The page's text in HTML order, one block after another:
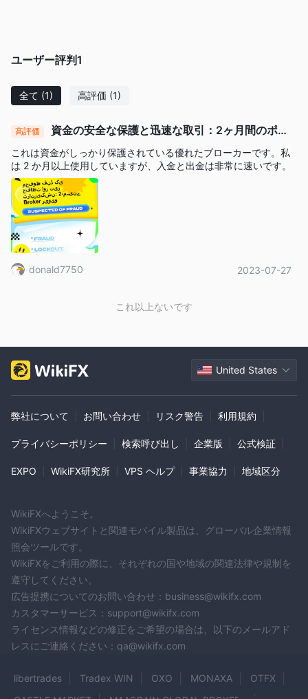
ETDSSC GLOBAL INTERNATIONAL LIMITEDは、
います。
まとめ
ETDSSC GLOBAL INTERNATIONAL LIMITEDは、さまざまな市
場で取引を提供する外国為替ブローカーとして位置づけられてい
ます。しかし、数多くの危険信号があり、外国為替取引にとって
リスキーな選択肢となっています。最も懸念される問題は、どの
金融機関からも規制を受けていないことです。さらに、ETDSSC
の公式ウェブサイトは現在機能していません。資金を保護し安全
な取引体験をするためには、ETDSSCとの取引を避け、信頼性の
ある規制された外国為替ブローカーを選ぶことをお勧めします。
Q: ETDSSC GLOBAL INTERNATIONAL LIMITEDは規制
A: いいえ、ETDSSC GLOBAL INTERNATIONAL LIMITEDは規制
されていません。
Q: ETDSSC GLOBAL INTERNATIONAL LIMITEDはどの
A: ETDSSC GLOBAL INTERNATIONAL LIMITEDは外国為替、貴
Q: ETDSSC GLOBAL INTERNATIONAL LIMITEDは安全
に使用できますか？
があります。
リスク警告
オンライン取引には重大なリスクが伴い、投資した資本をすべて
失う可能性があります。すべてのトレーダーや投資家に適してい
るわけではありません。リスクを理解し、このレビューで提供さ
れる情報は、会社のサービスやポリシーの絶え間ない更新により
変更される可能性があることに注意してください。
あります。情報はその後変更されている可能性があるため、常に
ユーザー評判1
全て (1) 高評価 (1)
高評価
資金の安全な保護と迅速な取引：2ヶ月間のポジ
ティブなブローカーレビュー
これは資金がしっかり保護されている優れたブローカーです。私
は 2 か月以上使用していますが、入金と出金は非常に速いです。
donald7750 2023-07-27
これ以上ないです
United States
弊社について お問い合わせ リスク警告 利用規約
プライバシーポリシー 検索呼び出し 企業版 公式検証
EXPO WikiFX研究所 VPS ヘルプ 事業協力 地域区分
WikiFXへようこそ。
WikiFXウェブサイトと関連モバイル製品は、グローバル企業情報
照会ツールです。
WikiFXをご利用の際に、それぞれの国や地域の関連法律や規制を
遵守してください。
広告提携についてのお問い合わせ：business@wikifx.com
カスタマーサービス：support@wikifx.com
ライセンス情報などの修正をご希望の場合は、以下のメールアド
レスにご連絡ください：qa@wikifx.com
libertrades Tradex WIN OXO MONAXA
OTFX